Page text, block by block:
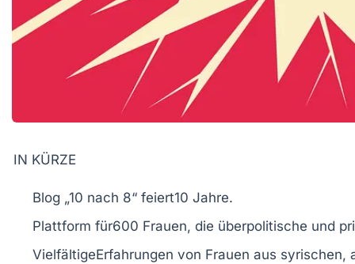
IN KÜRZE
Blog „10 nach 8“ feiert10 Jahre.
Plattform für600 Frauen, die überpolitische und
VielfältigeErfahrungen von Frauen aus syrischen,